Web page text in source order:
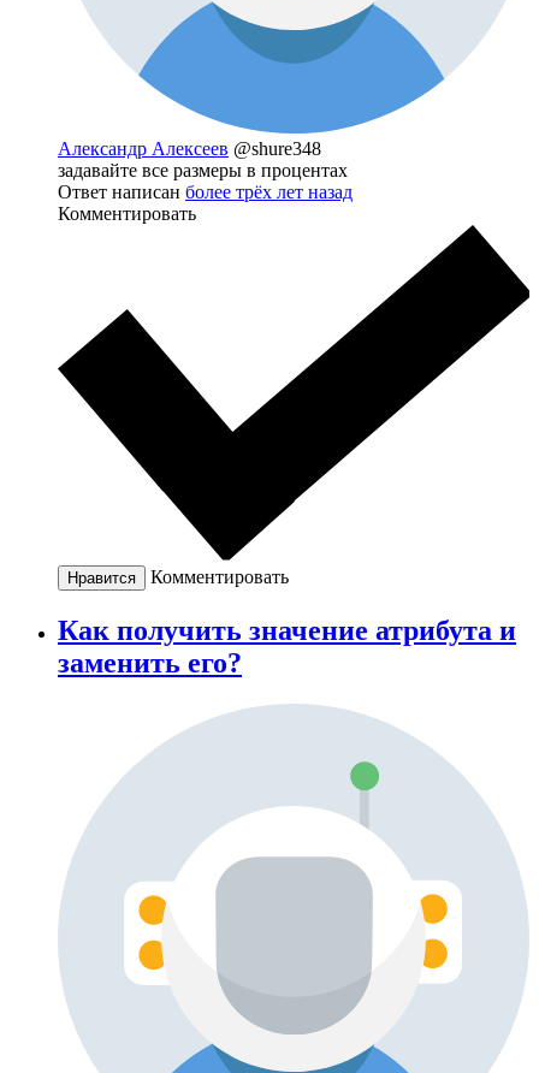
Александр Алексеев @shure348
задавайте все размеры в процентах
Ответ написан более трёх лет назад
Комментировать
Нравится Комментировать
Как получить значение атрибута и
заменить его?